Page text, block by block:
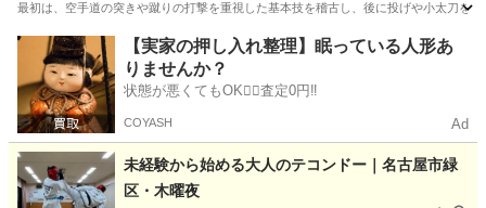
最初は、空手道の突きや蹴りの打撃を重視した基本技を稽古し、後に投げや小太刀を
愛知 名古屋市 空手/他格闘技
【実家の押し入れ整理】眠っている人形あ
りませんか？
状態が悪くてもOK🙆‍♀️査定0円‼️
COYASH Ad
未経験から始める大人のテコンドー｜名古屋市緑
区・木曜夜